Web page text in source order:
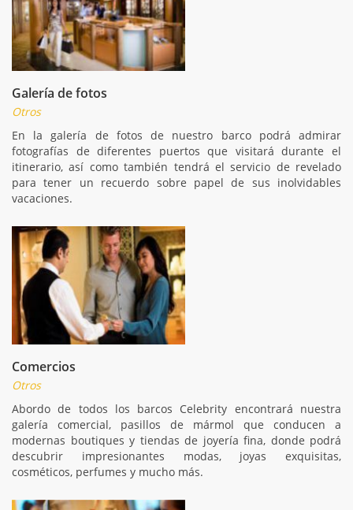
Galería de fotos
Otros
En la galería de fotos de nuestro barco podrá admirar
fotografías de diferentes puertos que visitará durante el
itinerario, así como también tendrá el servicio de revelado
para tener un recuerdo sobre papel de sus inolvidables
vacaciones.
Comercios
Otros
Abordo de todos los barcos Celebrity encontrará nuestra
galería comercial, pasillos de mármol que conducen a
modernas boutiques y tiendas de joyería fina, donde podrá
descubrir impresionantes modas, joyas exquisitas,
cosméticos, perfumes y mucho más.